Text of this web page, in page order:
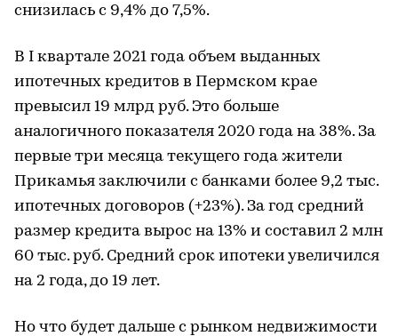
снизилась c 9,4% до 7,5%.
В I квартале 2021 года объем выданных
ипотечных кредитов в Пермском крае
превысил 19 млрд руб. Это больше
аналогичного показателя 2020 года на 38%. За
первые три месяца текущего года жители
Прикамья заключили с банками более 9,2 тыс.
ипотечных договоров (+23%). За год средний
размер кредита вырос на 13% и составил 2 млн
60 тыс. руб. Средний срок ипотеки увеличился
на 2 года, до 19 лет.
Но что будет дальше с рынком недвижимости